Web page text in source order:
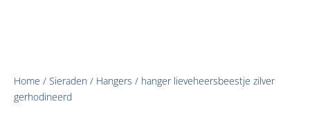
Home / Sieraden / Hangers / hanger lieveheersbeestje zilver
gerhodineerd